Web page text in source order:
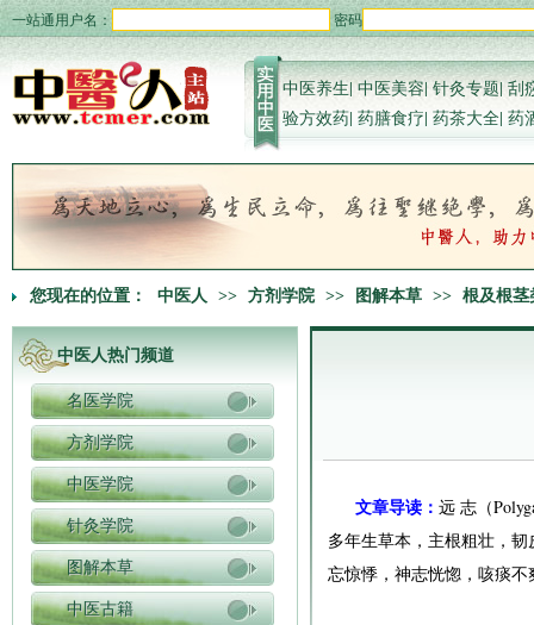
一站通用户名： 密码
中医养生|中医美容|针灸专题|刮
验方效药| 药膳食疗| 药茶大全| 药
您现在的位置： 中医人 >> 方剂学院 >> 图解本草 >> 根及根茎
中医人热门频道
名医学院
方剂学院
中医学院
针灸学院
图解本草
中医古籍
文章导读： 远 志（
多年生草本，主根粗壮，
忘惊悸，神志恍惚，咳痰